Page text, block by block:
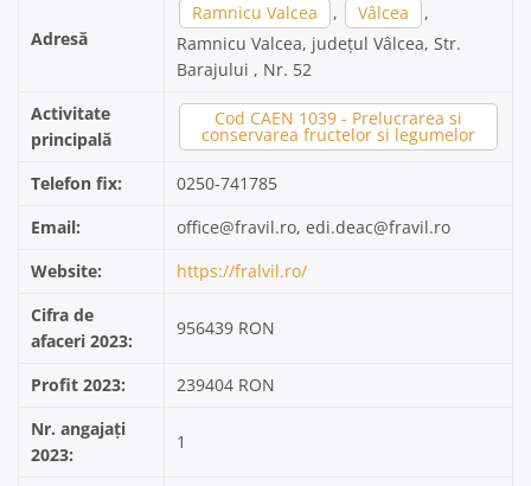
Adresă
Ramnicu Valcea , Vâlcea
,
Ramnicu Valcea, județul Vâlcea, Str.
Barajului , Nr. 52
Activitate
principală
Cod CAEN 1039 - Prelucrarea si
conservarea fructelor si legumelor
Telefon fix:
0250-741785
Email:
office@fravil.ro, edi.deac@fravil.ro
Website:
https://fralvil.ro/
Cifra de
afaceri 2023:
956439 RON
Profit 2023:
239404 RON
Nr. angajați
2023:
1